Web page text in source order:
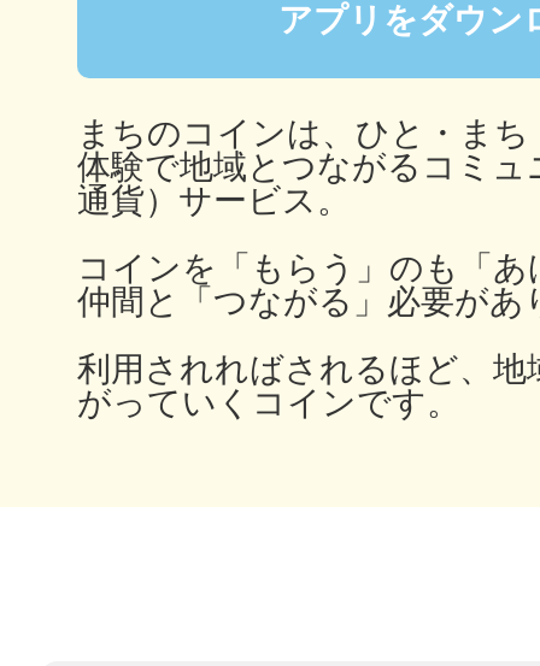
アプリをダウン
まちのコインは、ひと・ま
体験で地域とつながるコミュ
通貨）サービス。
コインを「もらう」のも「
仲間と「つながる」必要があ
利用されればされるほど、地
がっていくコインです。
高知市
多度津